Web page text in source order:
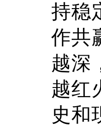
持稳
作共
越深
越红
史和